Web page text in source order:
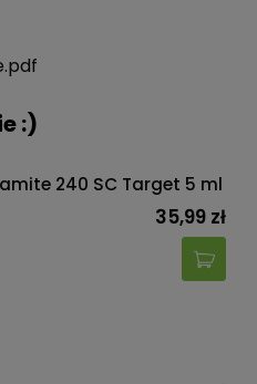
:)
240 SC Target 5 ml
35,99 zł